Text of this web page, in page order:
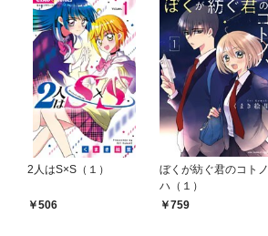
2人はS×S（１）
506
ぼくが紡ぐ君のコトノ
ハ（１）
759